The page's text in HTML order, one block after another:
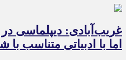
غریب‌آبادی: دیپلماسی در
اما با ادبیاتی متناسب